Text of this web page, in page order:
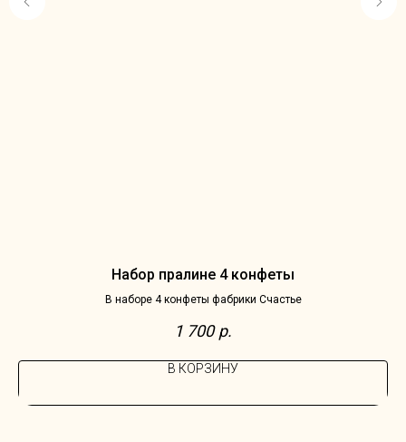
Набор пралине 4 конфеты
В наборе 4 конфеты фабрики Счастье
1 700 р.
В КОРЗИНУ